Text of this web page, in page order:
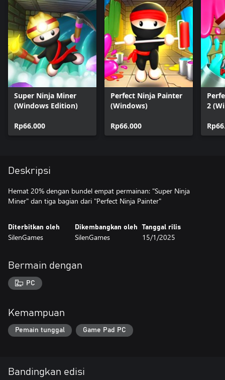
Super Ninja Miner
(Windows Edition)
Rp66.000
Perfect Ninja Painter
(Windows)
Rp66.000
2
Deskripsi
Hemat 20% dengan bundel empat permainan: "Super Ninja
Miner" dan tiga bagian dari "Perfect Ninja Painter"
Diterbitkan oleh
SilenGames
Dikembangkan oleh
SilenGames
Tanggal rilis
15/1/2025
Bermain dengan
PC
Kemampuan
Pemain tunggal Game Pad PC
Bandingkan edisi